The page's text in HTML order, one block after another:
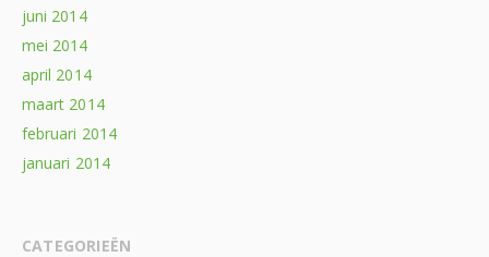
juni 2014
mei 2014
april 2014
maart 2014
februari 2014
januari 2014
CATEGORIEËN